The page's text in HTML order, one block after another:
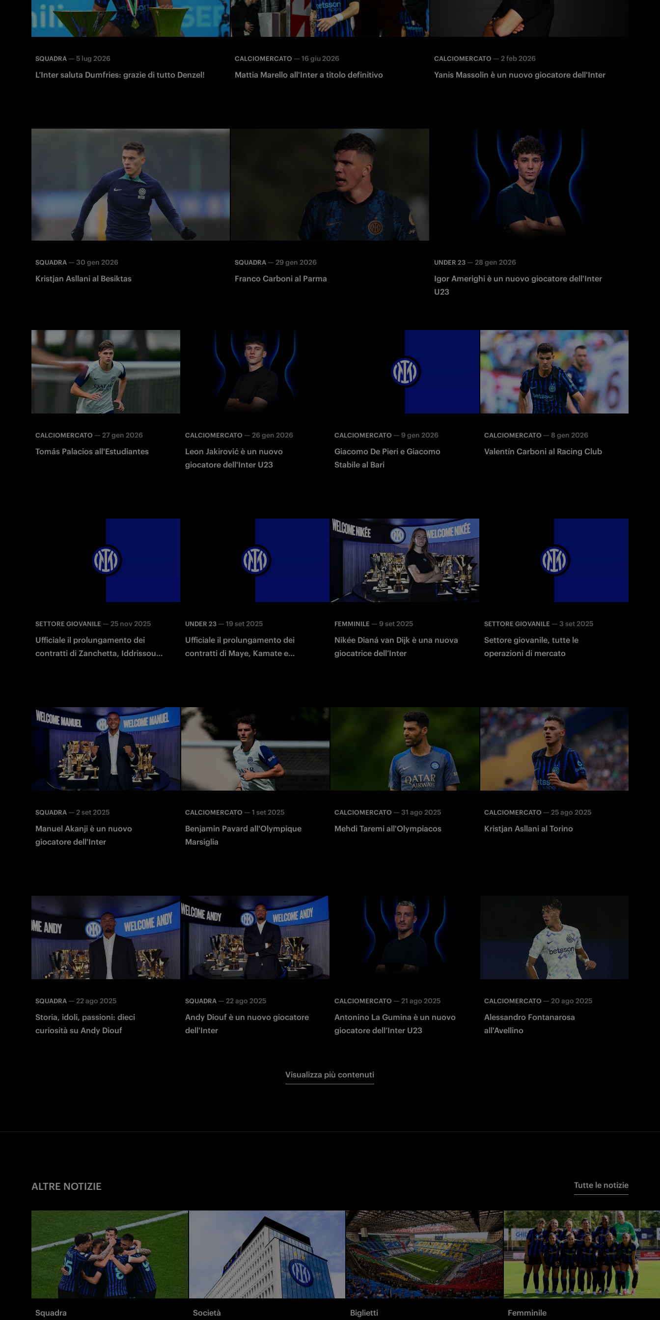
SQUADRA — 5 lug 2026
L’Inter saluta Dumfries: grazie di tutto Denzel!
CALCIOMERCATO — 16 giu 2026
Mattia Marello all'Inter a titolo definitivo
CALCIOMERCATO — 2 feb 2026
Yanis Massolin è un nuovo giocatore dell'Inter
SQUADRA — 30 gen 2026
Kristjan Asllani al Besiktas
SQUADRA — 29 gen 2026
Franco Carboni al Parma
UNDER 23 — 28 gen 2026
Igor Amerighi è un nuovo giocatore dell'Inter
U23
CALCIOMERCATO — 27 gen 2026
Tomás Palacios all'Estudiantes
CALCIOMERCATO — 26 gen 2026
Leon Jakirović è un nuovo
giocatore dell'Inter U23
CALCIOMERCATO — 9 gen 2026
Giacomo De Pieri e Giacomo
Stabile al Bari
CALCIOMERCATO — 8 gen 2026
Valentín Carboni al Racing Club
SETTORE GIOVANILE — 25 nov 2025
Ufficiale il prolungamento dei
contratti di Zanchetta, Iddrissou e
UNDER 23 — 19 set 2025
Ufficiale il prolungamento dei
contratti di Maye, Kamate e
FEMMINILE — 9 set 2025
Nikée Dianá van Dijk è una nuova
giocatrice dell’Inter
SETTORE GIOVANILE — 3 set 2025
Settore giovanile, tutte le
operazioni di mercato
SQUADRA — 2 set 2025
Manuel Akanji è un nuovo
giocatore dell'Inter
CALCIOMERCATO — 1 set 2025
Benjamin Pavard all'Olympique
Marsiglia
CALCIOMERCATO — 31 ago 2025
Mehdi Taremi all'Olympiacos
CALCIOMERCATO — 25 ago 2025
Kristjan Asllani al Torino
SQUADRA — 22 ago 2025
Storia, idoli, passioni: dieci
curiosità su Andy Diouf
SQUADRA — 22 ago 2025
Andy Diouf è un nuovo giocatore
dell'Inter
CALCIOMERCATO — 21 ago 2025
Antonino La Gumina è un nuovo
giocatore dell’Inter U23
CALCIOMERCATO — 20 ago 2025
Alessandro Fontanarosa
all'Avellino
Visualizza più contenuti
ALTRE NOTIZIE Tutte le notizie
Squadra Società Biglietti Femminile